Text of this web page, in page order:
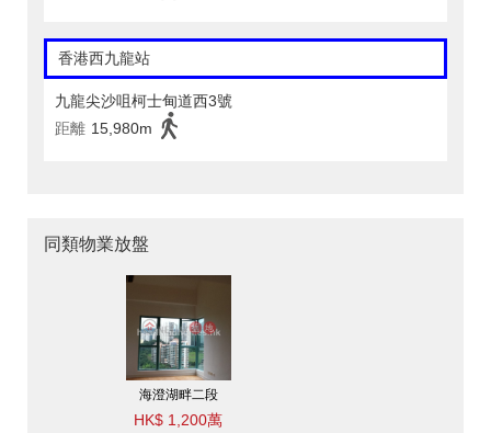
香港西九龍站
九龍尖沙咀柯士甸道西3號
距離 15,980m
同類物業放盤
海澄湖畔二段
HK$ 1,200萬